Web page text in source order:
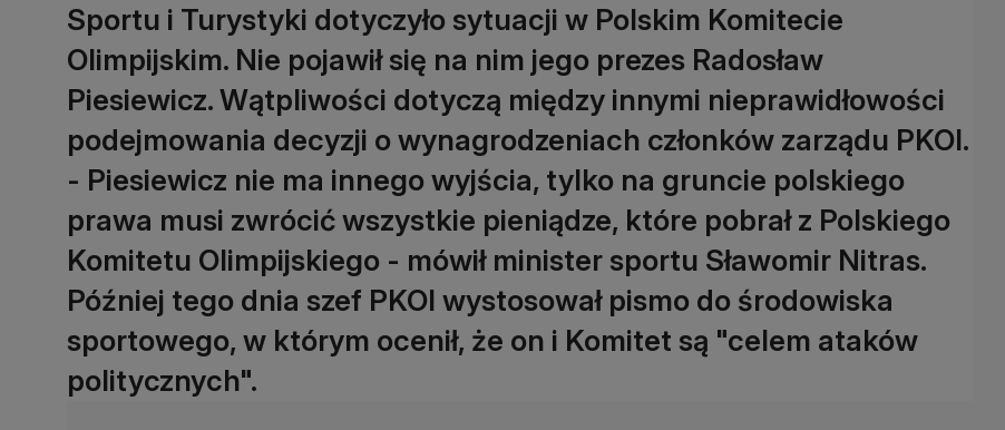
Sportu i Turystyki dotyczyło sytuacji w Polskim Komitecie
Olimpijskim. Nie pojawił się na nim jego prezes Radosław
Piesiewicz. Wątpliwości dotyczą między innymi nieprawidłowości
podejmowania decyzji o wynagrodzeniach członków zarządu PKOl.
- Piesiewicz nie ma innego wyjścia, tylko na gruncie polskiego
prawa musi zwrócić wszystkie pieniądze, które pobrał z Polskiego
Komitetu Olimpijskiego - mówił minister sportu Sławomir Nitras.
Później tego dnia szef PKOl wystosował pismo do środowiska
sportowego, w którym ocenił, że on i Komitet są "celem ataków
politycznych".